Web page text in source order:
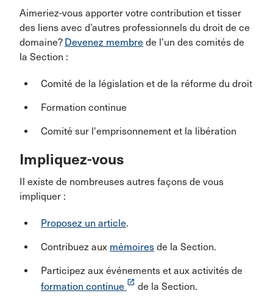
Aimeriez-vous apporter votre contribution et tisser
des liens avec d’autres professionnels du droit de ce
domaine? Devenez membre de l’un des comités de
la Section :
Comité de la législation et de la réforme du droit
Formation continue
Comité sur l'emprisonnement et la libération
Impliquez-vous
Il existe de nombreuses autres façons de vous
impliquer :
Proposez un article.
Contribuez aux mémoires de la Section.
Participez aux événements et aux activités de
formation continue launch de la Section.